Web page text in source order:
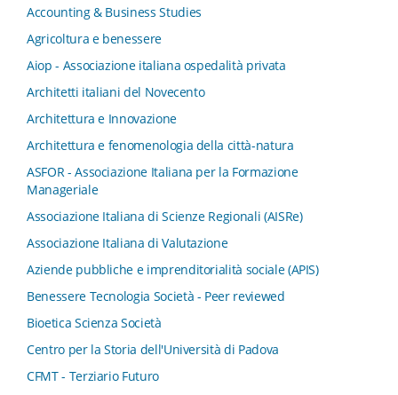
Accounting & Business Studies
Agricoltura e benessere
Aiop - Associazione italiana ospedalità privata
Architetti italiani del Novecento
Architettura e Innovazione
Architettura e fenomenologia della città-natura
ASFOR - Associazione Italiana per la Formazione
Manageriale
Associazione Italiana di Scienze Regionali (AISRe)
Associazione Italiana di Valutazione
Aziende pubbliche e imprenditorialità sociale (APIS)
Benessere Tecnologia Società - Peer reviewed
Bioetica Scienza Società
Centro per la Storia dell'Università di Padova
CFMT - Terziario Futuro